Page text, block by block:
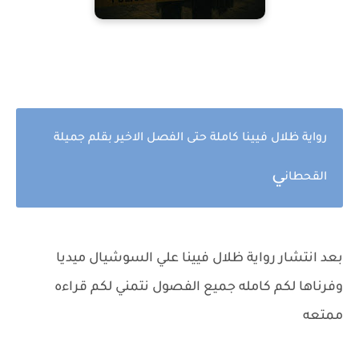
رواية ظلال فيينا كاملة حتى الفصل الاخير بقلم جميلة
القحطاني
بعد انتشار رواية ظلال فيينا علي السوشيال ميديا
وفرناها لكم كامله جميع الفصول نتمني لكم قراءه
ممتعه